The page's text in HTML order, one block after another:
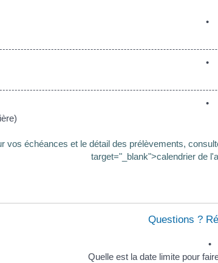
vos échéances et le détail des prélèvements,
target="_blank">calendrier de
Questions ?
Quelle est la date limite pour